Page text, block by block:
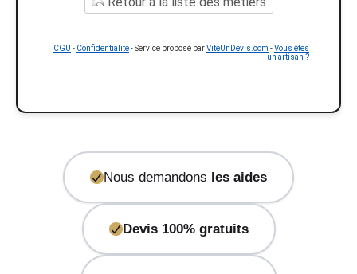
CGU - Confidentialité- Service proposé parViteUnDevis.com -Vous êtes
un artisan ?
Nous demandons les aides
Devis 100% gratuits